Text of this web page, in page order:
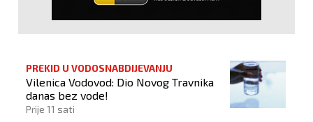
PREKID U VODOSNABDIJEVANJU
Vilenica Vodovod: Dio Novog Travnika
danas bez vode!
Prije 11 sati